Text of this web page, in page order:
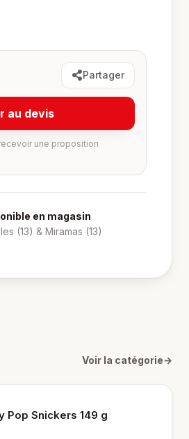
Partager
au devis
une proposition
en magasin
(13) & Miramas (13)
Voir la catégorie→
Pop Snickers 149 g